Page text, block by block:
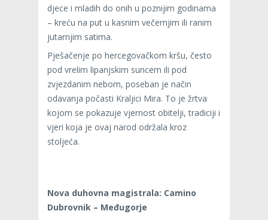
djece i mladih do onih u poznijim godinama
– kreću na put u kasnim večernjim ili ranim
jutarnjim satima.
Pješačenje po hercegovačkom kršu, često
pod vrelim lipanjskim suncem ili pod
zvjezdanim nebom, poseban je način
odavanja počasti Kraljici Mira. To je žrtva
kojom se pokazuje vjernost obitelji, tradiciji i
vjeri koja je ovaj narod održala kroz
stoljeća.
Nova duhovna magistrala: Camino
Dubrovnik – Međugorje